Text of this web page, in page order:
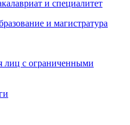
и специалитет
и магистратура
лиц с ограниченными